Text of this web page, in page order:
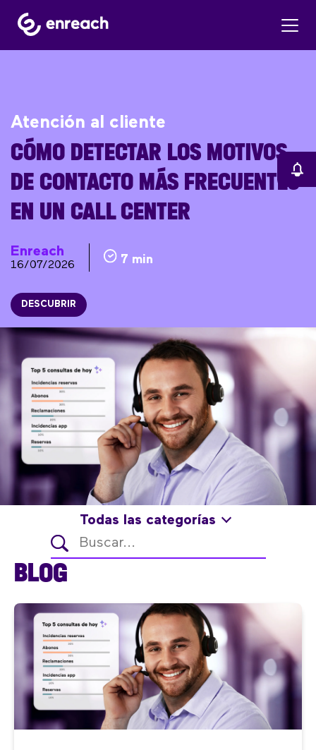
Atención al cliente
CÓMO DETECTAR LOS MOTIVOS
DE CONTACTO MÁS FRECUENTES
EN UN CALL CENTER
Enreach
16/07/2026 7 min
DESCUBRIR
Todas las categorías
BLOG